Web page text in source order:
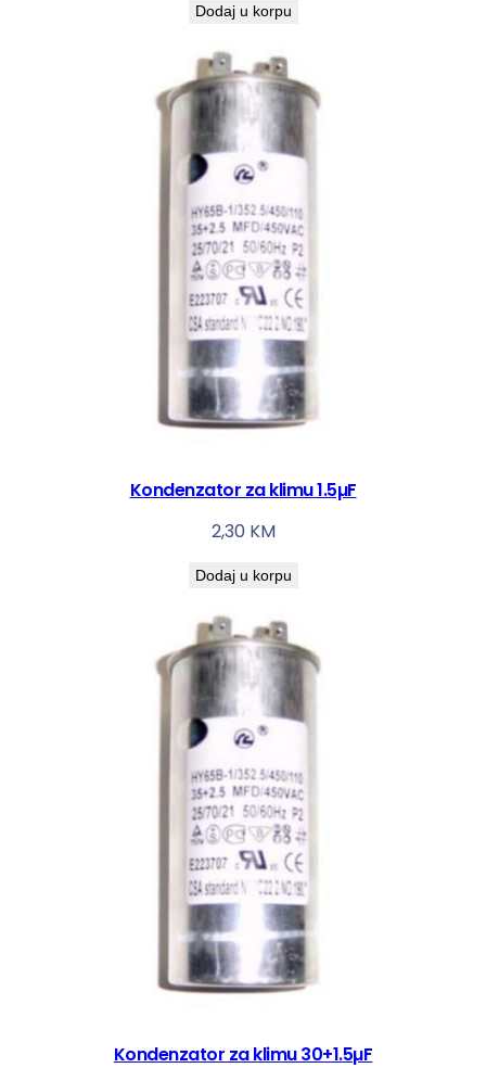
Dodaj u korpu
Kondenzator za klimu 1.5µF
2,30 KM
Dodaj u korpu
Kondenzator za klimu 30+1.5µF